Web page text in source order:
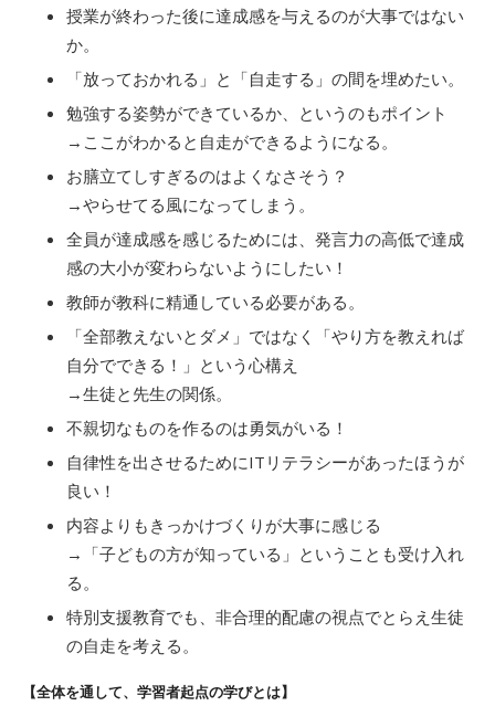
授業が終わった後に達成感を与えるのが大事ではない
か。
「放っておかれる」と「自走する」の間を埋めたい。
勉強する姿勢ができているか、というのもポイント
→ここがわかると自走ができるようになる。
お膳立てしすぎるのはよくなさそう？
→やらせてる風になってしまう。
全員が達成感を感じるためには、発言力の高低で達成
感の大小が変わらないようにしたい！
教師が教科に精通している必要がある。
「全部教えないとダメ」ではなく「やり方を教えれば
自分でできる！」という心構え
→生徒と先生の関係。
不親切なものを作るのは勇気がいる！
自律性を出させるためにITリテラシーがあったほうが
良い！
内容よりもきっかけづくりが大事に感じる
→「子どもの方が知っている」ということも受け入れ
る。
特別支援教育でも、非合理的配慮の視点でとらえ生徒
の自走を考える。
【全体を通して、学習者起点の学びとは】